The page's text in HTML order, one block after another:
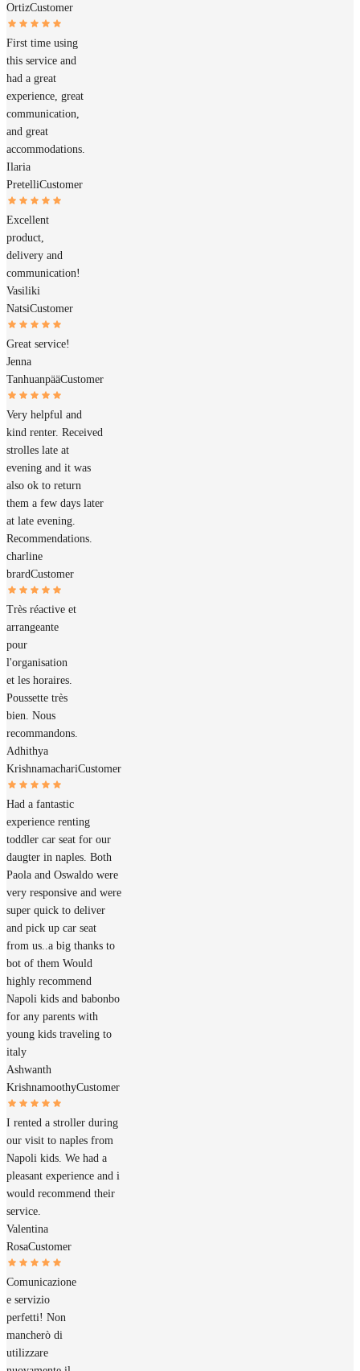
OrtizCustomer
First time using
this service and
had a great
experience, great
communication,
and great
accommodations.
Ilaria
PretelliCustomer
Excellent
product,
delivery and
communication!
Vasiliki
NatsiCustomer
Great service!
Jenna
TanhuanpääCustomer
Very helpful and
kind renter. Received
strolles late at
evening and it was
also ok to return
them a few days later
at late evening.
Recommendations.
charline
brardCustomer
Très réactive et
arrangeante
pour
l'organisation
et les horaires.
Poussette très
bien. Nous
recommandons.
Adhithya
KrishnamachariCustomer
Had a fantastic
experience renting
toddler car seat for our
daugter in naples. Both
Paola and Oswaldo were
very responsive and were
super quick to deliver
and pick up car seat
from us..a big thanks to
bot of them Would
highly recommend
Napoli kids and babonbo
for any parents with
young kids traveling to
italy
Ashwanth
KrishnamoothyCustomer
I rented a stroller during
our visit to naples from
Napoli kids. We had a
pleasant experience and i
would recommend their
service.
Valentina
RosaCustomer
Comunicazione
e servizio
perfetti! Non
mancherò di
utilizzare